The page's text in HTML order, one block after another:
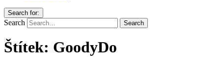
Search for:
Search
Štítek: GoodyDo